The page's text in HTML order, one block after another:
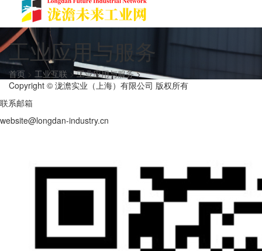
工业应用与服务
首页 > 工业互联 >工业应用与服务>
Copyright © 泷澹实业（上海）有限公司 版权所有
联系邮箱
website@longdan-industry.cn